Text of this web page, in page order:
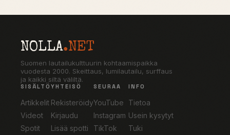
NOLLA.NET
Suomen lautailukulttuurin kohtaamispaikka
vuodesta 2000. Skeittaus, lumilautailu, surffaus
ja kaikki siltä väliltä.
SISÄLTÖ
Artikkelit
Videot
Spotit
YHTEISÖ
Rekisteröidy
Kirjaudu
Lisää spotti
SEURAA
YouTube
Instagram
TikTok
INFO
Tietoa
Usein kysytyt
Tuki